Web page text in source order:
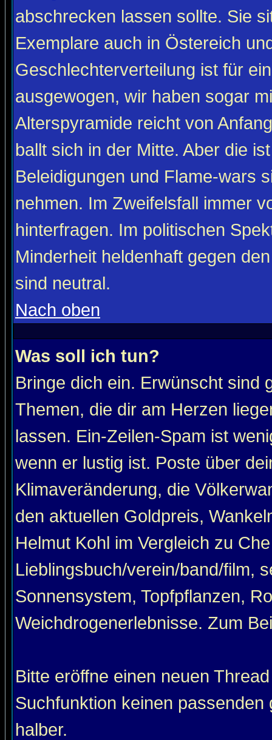
abschrecken lassen sollte. Sie
Exemplare auch in Östereich
Geschlechterverteilung ist für
ausgewogen, wir haben sogar
Alterspyramide reicht von
ballt sich in der Mitte. Aber die
Beleidigungen und Flame-wars
nehmen. Im Zweifelsfall immer
hinterfragen. Im politischen
Minderheit heldenhaft gegen
sind neutral.
Nach oben
Was soll ich tun?
Bringe dich ein. Erwünscht sind
Themen, die dir am Herzen
lassen. Ein-Zeilen-Spam ist
wenn er lustig ist. Poste über
Klimaveränderung, die
den aktuellen Goldpreis,
Helmut Kohl im Vergleich zu
Lieblingsbuch/verein/band/film,
Sonnensystem, Topfpflanzen,
Weichdrogenerlebnisse. Zum
Bitte eröffne einen neuen
Suchfunktion keinen
halber.